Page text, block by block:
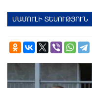
ՄԱՄՈՒԼԻ ՏԵՍՈՒԹՅՈՒՆ